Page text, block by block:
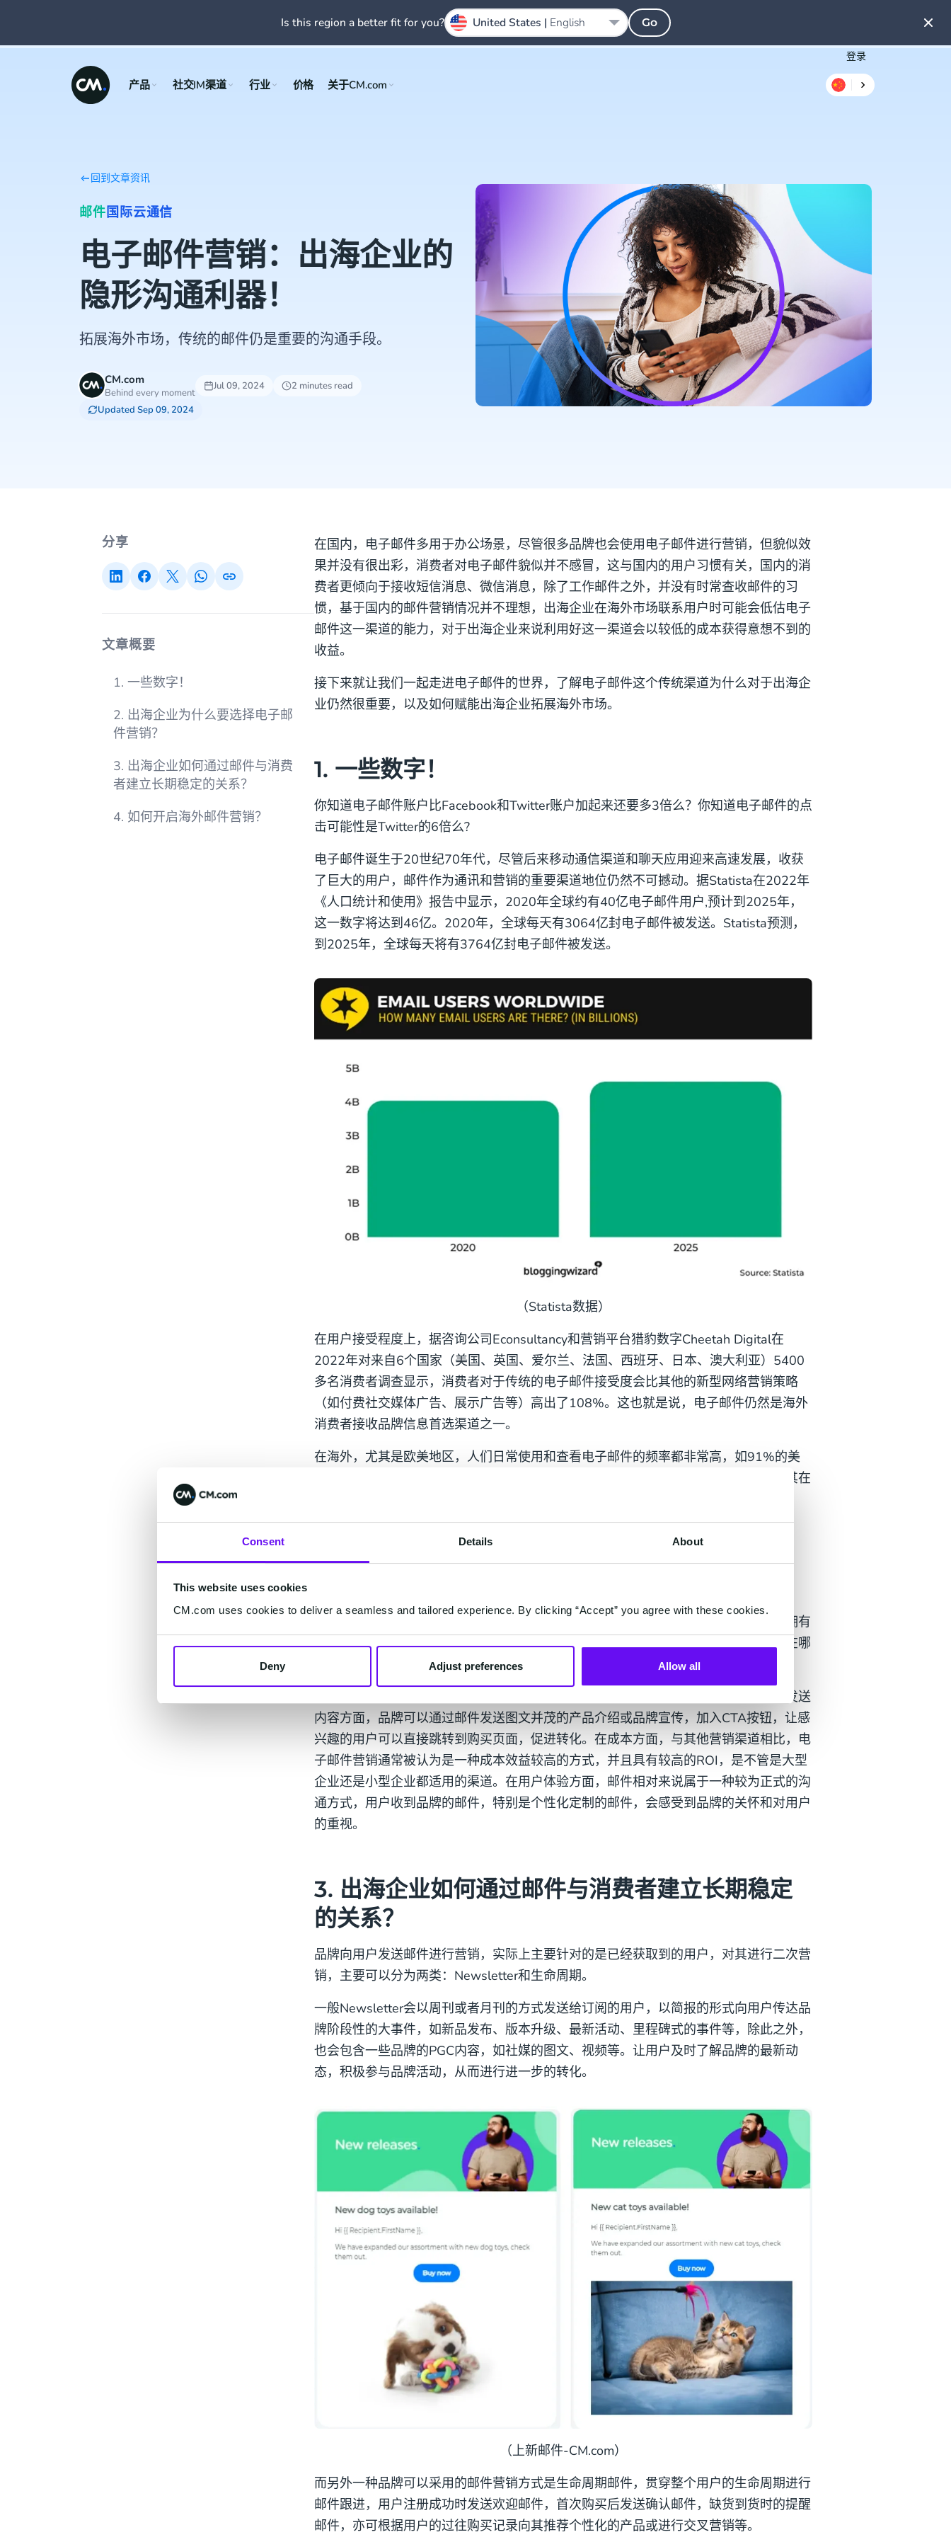
Consent Details About
This website uses cookies
CM.com uses cookies to deliver a seamless and tailored experience. By clicking “Accept” you agree with these cookies.
Deny Adjust preferences Allow all
登录
产品 社交IM渠道 行业 价格 关于CM.com
回到文章资讯
邮件国际云通信
电子邮件营销：出海企业的
隐形沟通利器！
拓展海外市场，传统的邮件仍是重要的沟通手段。
CM.com
Behind every moment
Jul 09, 2024
2 minutes read
Updated Sep 09, 2024
分享
文章概要
1. 一些数字！
2. 出海企业为什么要选择电子邮
件营销？
3. 出海企业如何通过邮件与消费
者建立长期稳定的关系？
4. 如何开启海外邮件营销？
在国内，电子邮件多用于办公场景，尽管很多品牌也会使用电子邮件进行营销，但貌似效
果并没有很出彩，消费者对电子邮件貌似并不感冒，这与国内的用户习惯有关，国内的消
费者更倾向于接收短信消息、微信消息，除了工作邮件之外，并没有时常查收邮件的习
惯，基于国内的邮件营销情况并不理想，出海企业在海外市场联系用户时可能会低估电子
邮件这一渠道的能力，对于出海企业来说利用好这一渠道会以较低的成本获得意想不到的
收益。
接下来就让我们一起走进电子邮件的世界，了解电子邮件这个传统渠道为什么对于出海企
业仍然很重要，以及如何赋能出海企业拓展海外市场。
1. 一些数字！
你知道电子邮件账户比Facebook和Twitter账户加起来还要多3倍么？你知道电子邮件的点
击可能性是Twitter的6倍么?
电子邮件诞生于20世纪70年代，尽管后来移动通信渠道和聊天应用迎来高速发展，收获
了巨大的用户，邮件作为通讯和营销的重要渠道地位仍然不可撼动。据Statista在2022年
《人口统计和使用》报告中显示，2020年全球约有40亿电子邮件用户,预计到2025年，
这一数字将达到46亿。2020年，全球每天有3064亿封电子邮件被发送。Statista预测，
到2025年，全球每天将有3764亿封电子邮件被发送。
（Statista数据）
在用户接受程度上，据咨询公司Econsultancy和营销平台猎豹数字Cheetah Digital在
2022年对来自6个国家（美国、英国、爱尔兰、法国、西班牙、日本、澳大利亚）5400
多名消费者调查显示，消费者对于传统的电子邮件接受度会比其他的新型网络营销策略
（如付费社交媒体广告、展示广告等）高出了108%。这也就是说，电子邮件仍然是海外
消费者接收品牌信息首选渠道之一。
在海外，尤其是欧美地区，人们日常使用和查看电子邮件的频率都非常高，如91%的美
国人习惯于每天查看邮箱。对于出海企业来说，邮件营销是不可忽视的渠道之一，且其在
年，邮件营销的ROI为4200%，即每投入1美元，其期望收益可达42美元。
相信上面的数据已经很好地向大家展示了这个问题的答案之一，就是电子邮件在海外拥有
很大的用户群体，海外用户也已经养成了日常阅读邮件的习惯，用户在哪里，品牌就在哪
除此之外，电子邮件这个传统的营销渠道还拥有其独特的属性帮助品牌触达用户。在发送
内容方面，品牌可以通过邮件发送图文并茂的产品介绍或品牌宣传，加入CTA按钮，让感
兴趣的用户可以直接跳转到购买页面，促进转化。在成本方面，与其他营销渠道相比，电
子邮件营销通常被认为是一种成本效益较高的方式，并且具有较高的ROI，是不管是大型
企业还是小型企业都适用的渠道。在用户体验方面，邮件相对来说属于一种较为正式的沟
通方式，用户收到品牌的邮件，特别是个性化定制的邮件，会感受到品牌的关怀和对用户
的重视。
3. 出海企业如何通过邮件与消费者建立长期稳定
的关系？
品牌向用户发送邮件进行营销，实际上主要针对的是已经获取到的用户，对其进行二次营
销，主要可以分为两类：Newsletter和生命周期。
一般Newsletter会以周刊或者月刊的方式发送给订阅的用户，以简报的形式向用户传达品
牌阶段性的大事件，如新品发布、版本升级、最新活动、里程碑式的事件等，除此之外，
也会包含一些品牌的PGC内容，如社媒的图文、视频等。让用户及时了解品牌的最新动
态，积极参与品牌活动，从而进行进一步的转化。
（上新邮件-CM.com）
而另外一种品牌可以采用的邮件营销方式是生命周期邮件，贯穿整个用户的生命周期进行
邮件跟进，用户注册成功时发送欢迎邮件，首次购买后发送确认邮件，缺货到货时的提醒
邮件，亦可根据用户的过往购买记录向其推荐个性化的产品或进行交叉营销等。
Is this region a better fit for you? United States | English Go